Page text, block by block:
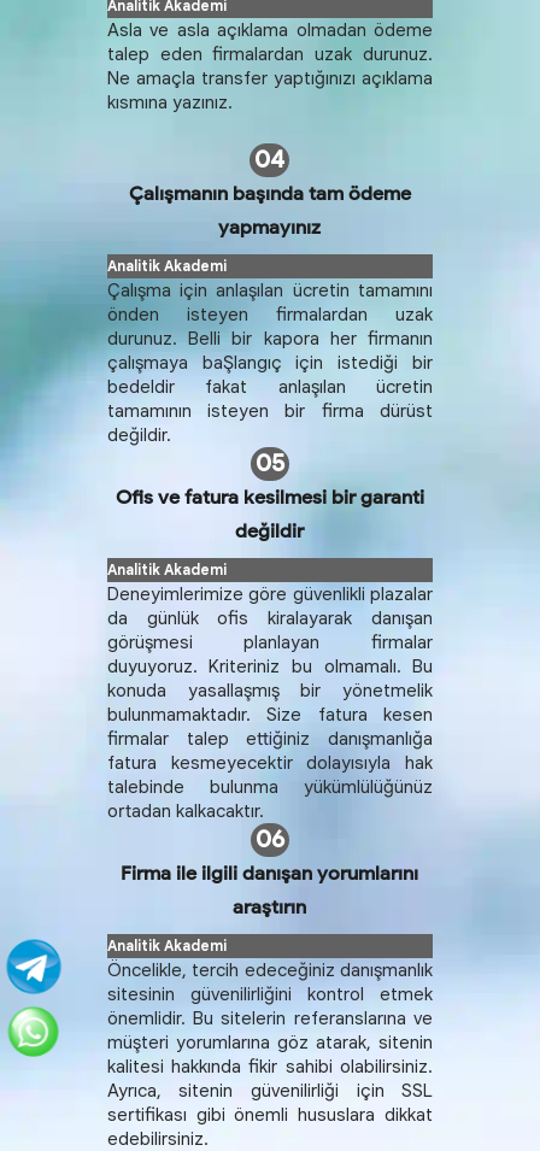
Asla ve asla açıklama olmadan ödeme
talep eden firmalardan uzak durunuz.
Ne amaçla transfer yaptığınızı açıklama
kısmına yazınız.
04
Çalışmanın başında tam ödeme
yapmayınız
Çalışma için anlaşılan ücretin tamamını
önden isteyen firmalardan uzak
durunuz. Belli bir kapora her firmanın
çalışmaya baŞlangıç için istediği bir
bedeldir fakat anlaşılan ücretin
tamamının isteyen bir firma dürüst
değildir.
05
Ofis ve fatura kesilmesi bir garanti
değildir
Deneyimlerimize göre güvenlikli plazalar
da günlük ofis kiralayarak danışan
görüşmesi planlayan firmalar
duyuyoruz. Kriteriniz bu olmamalı. Bu
konuda yasallaşmış bir yönetmelik
bulunmamaktadır. Size fatura kesen
firmalar talep ettiğiniz danışmanlığa
fatura kesmeyecektir dolayısıyla hak
talebinde bulunma yükümlülüğünüz
ortadan kalkacaktır.
06
Firma ile ilgili danışan yorumlarını
araştırın
Öncelikle, tercih edeceğiniz danışmanlık
sitesinin güvenilirliğini kontrol etmek
önemlidir. Bu sitelerin referanslarına ve
müşteri yorumlarına göz atarak, sitenin
kalitesi hakkında fikir sahibi olabilirsiniz.
Ayrıca, sitenin güvenilirliği için SSL
sertifikası gibi önemli hususlara dikkat
edebilirsiniz.